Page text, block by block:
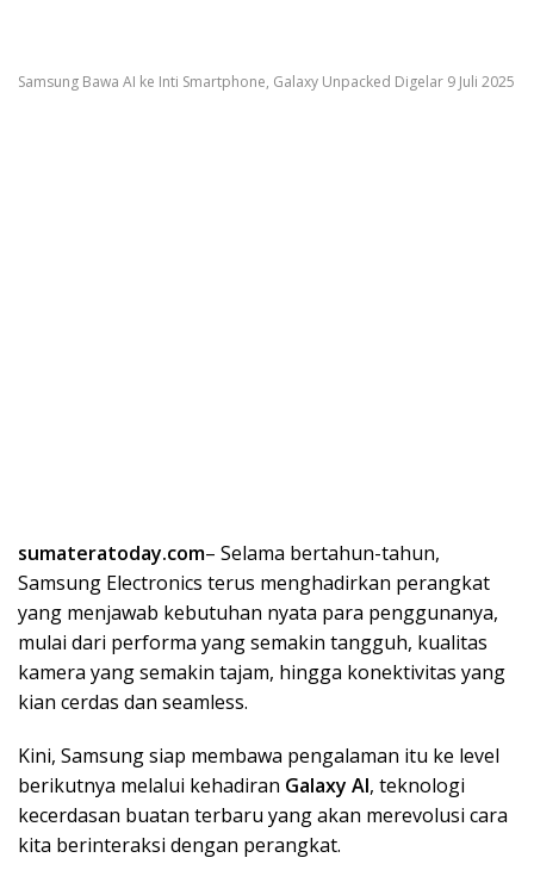
Samsung Bawa AI ke Inti Smartphone, Galaxy Unpacked Digelar 9 Juli 2025
sumateratoday.com– Selama bertahun-tahun,
Samsung Electronics terus menghadirkan perangkat
yang menjawab kebutuhan nyata para penggunanya,
mulai dari performa yang semakin tangguh, kualitas
kamera yang semakin tajam, hingga konektivitas yang
kian cerdas dan seamless.
Kini, Samsung siap membawa pengalaman itu ke level
berikutnya melalui kehadiran Galaxy AI, teknologi
kecerdasan buatan terbaru yang akan merevolusi cara
kita berinteraksi dengan perangkat.